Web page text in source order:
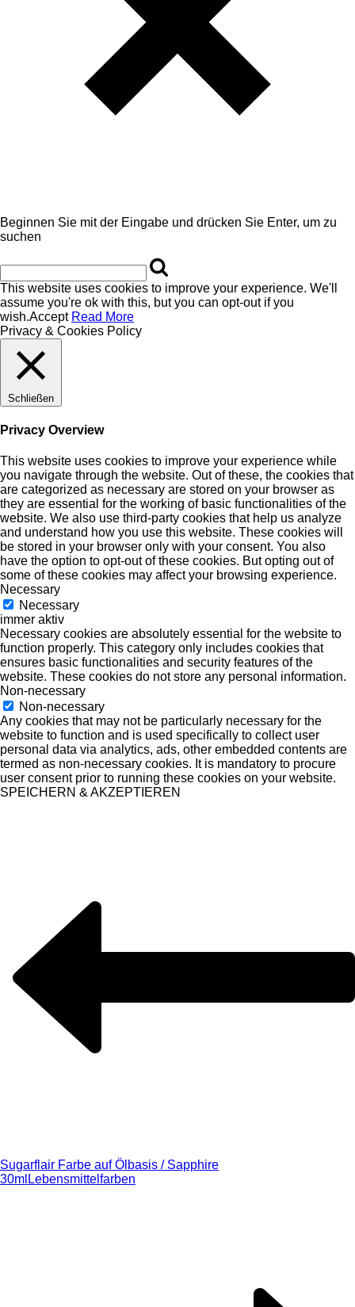
Beginnen Sie mit der Eingabe und drücken Sie Enter, um zu
suchen
This website uses cookies to improve your experience. We'll
assume you're ok with this, but you can opt-out if you
wish.Accept Read More
Privacy & Cookies Policy
Schließen
Privacy Overview
This website uses cookies to improve your experience while
you navigate through the website. Out of these, the cookies that
are categorized as necessary are stored on your browser as
they are essential for the working of basic functionalities of the
website. We also use third-party cookies that help us analyze
and understand how you use this website. These cookies will
be stored in your browser only with your consent. You also
have the option to opt-out of these cookies. But opting out of
some of these cookies may affect your browsing experience.
Necessary
Necessary
immer aktiv
Necessary cookies are absolutely essential for the website to
function properly. This category only includes cookies that
ensures basic functionalities and security features of the
website. These cookies do not store any personal information.
Non-necessary
Non-necessary
Any cookies that may not be particularly necessary for the
website to function and is used specifically to collect user
personal data via analytics, ads, other embedded contents are
termed as non-necessary cookies. It is mandatory to procure
user consent prior to running these cookies on your website.
SPEICHERN & AKZEPTIEREN
Sugarflair Farbe auf Ölbasis / Sapphire
30ml Lebensmittelfarben